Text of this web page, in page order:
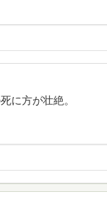
に方が壮絶。